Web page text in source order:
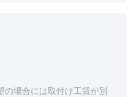
の場合には取付け工賃が別